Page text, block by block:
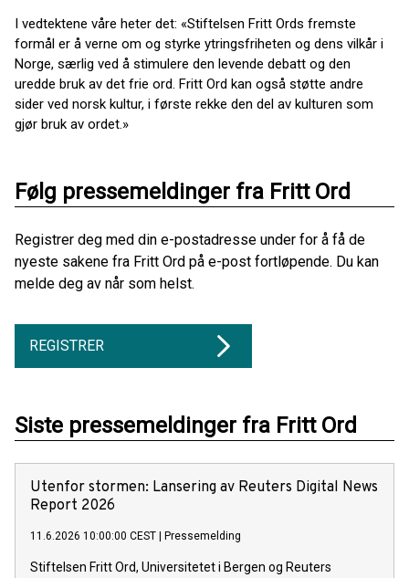
I vedtektene våre heter det: «Stiftelsen Fritt Ords fremste
formål er å verne om og styrke ytringsfriheten og dens vilkår i
Norge, særlig ved å stimulere den levende debatt og den
uredde bruk av det frie ord. Fritt Ord kan også støtte andre
sider ved norsk kultur, i første rekke den del av kulturen som
gjør bruk av ordet.»
Følg pressemeldinger fra Fritt Ord
Registrer deg med din e-postadresse under for å få de
nyeste sakene fra Fritt Ord på e-post fortløpende. Du kan
melde deg av når som helst.
REGISTRER
Siste pressemeldinger fra Fritt Ord
Utenfor stormen: Lansering av Reuters Digital News
Report 2026
11.6.2026 10:00:00 CEST Pressemelding
Stiftelsen Fritt Ord, Universitetet i Bergen og Reuters